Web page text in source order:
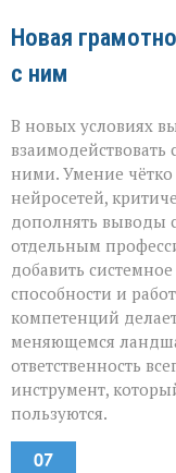
Новая
с ним
В новых условиях
взаимодействовать
ними. Умение
нейросетей,
дополнять выводы
отдельным
добавить
способности и
компетенций
меняющемся
ответственность
инструмент,
пользуются.
07